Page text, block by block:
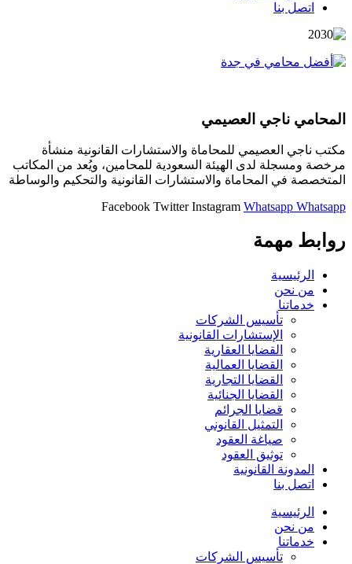
اتصل بنا
المحامي ناجي العصيمي
مكتب ناجي العصيمي للمحاماة والاستشارات القانونية منشأة
مرخصة ومسجلة لدى الهيئة السعودية للمحامين، ويُعد من المكاتب
المتخصصة في المحاماة والاستشارات القانونية والتحكيم والوساطة
Facebook Twitter Instagram Whatsapp Whatsapp
روابط مهمة
الرئيسية
من نحن
خدماتنا
تأسيس الشركات
الإستشارات القانونية
القضايا العقارية
القضايا العمالية
القضايا التجارية
القضايا الجنائية
قضايا الجرائم
التمثيل القانوني
صياغة العقود
توثيق العقود
المدونة القانونية
اتصل بنا
الرئيسية
من نحن
خدماتنا
تأسيس الشركات